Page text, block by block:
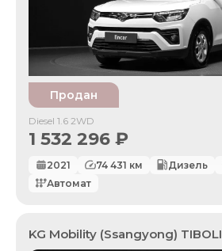
Продан
Diesel 1.6 2WD
1 532 296 ₽
2021 74 431 км Дизель
Автомат
KG Mobility (Ssangyong) TIBOLI